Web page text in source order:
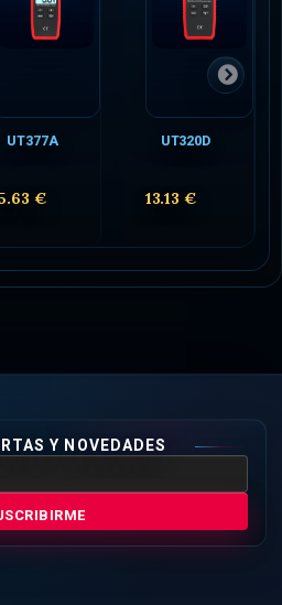
UT377A
€
UT320D
13.13 €
Y NOVEDADES